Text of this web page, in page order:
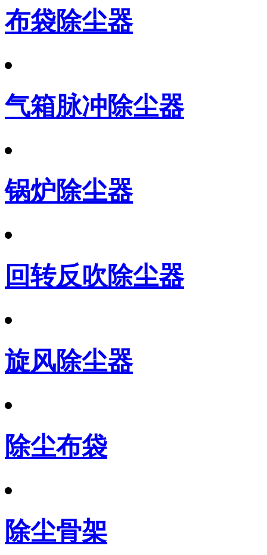
布袋除尘器
气箱脉冲除尘器
锅炉除尘器
回转反吹除尘器
旋风除尘器
除尘布袋
除尘骨架